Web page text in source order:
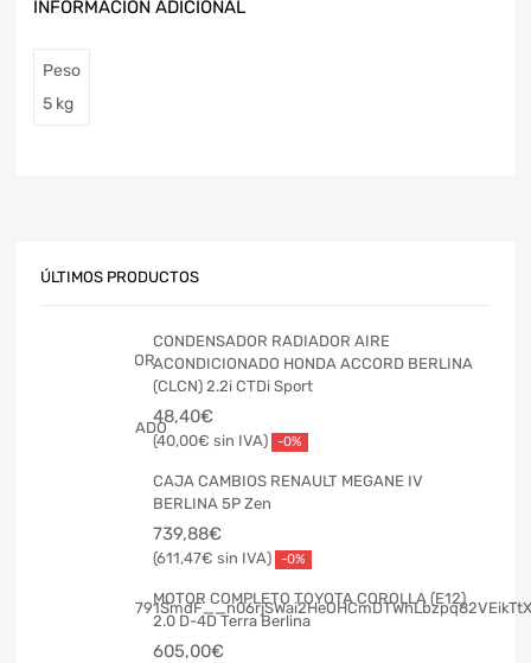
INFORMACIÓN ADICIONAL
Peso
5 kg
ÚLTIMOS PRODUCTOS
CONDENSADOR RADIADOR AIRE
ACONDICIONADO HONDA ACCORD BERLINA
(CLCN) 2.2i CTDi Sport
48,40€
40,00€ -0%
CAJA CAMBIOS RENAULT MEGANE IV
BERLINA 5P Zen
739,88€
611,47€ -0%
MOTOR COMPLETO TOYOTA COROLLA (E12)
2.0 D-4D Terra Berlina
605,00€